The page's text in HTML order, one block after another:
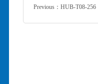
Previous： HUB-T08-256